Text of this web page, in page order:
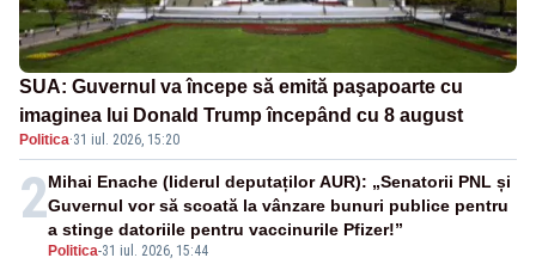
SUA: Guvernul va începe să emită paşapoarte cu
imaginea lui Donald Trump începând cu 8 august
Politica·31 iul. 2026, 15:20
2
Politica-31 iul. 2026, 15:44
Mihai Enache (liderul deputaților AUR): „Senatorii PNL și
Guvernul vor să scoată la vânzare bunuri publice pentru
a stinge datoriile pentru vaccinurile Pfizer!”